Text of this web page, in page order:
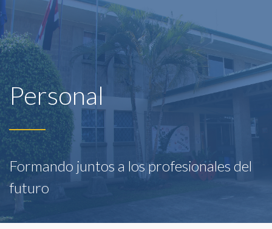
Personal
Formando juntos a los profesionales del
futuro